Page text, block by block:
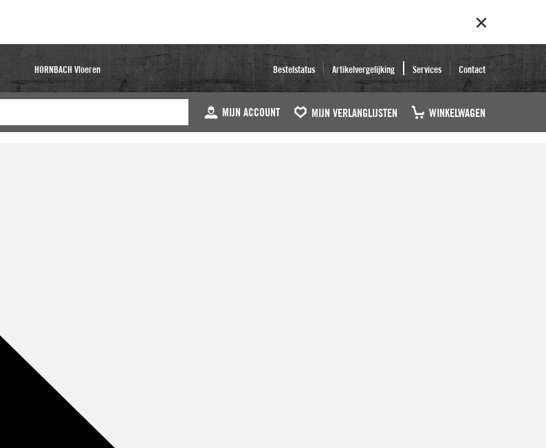
HORNBACH Vloeren Bestelstatus Artikelvergelijking Services Contact
MIJN ACCOUNT MIJN VERLANGLIJSTEN WINKELWAGEN